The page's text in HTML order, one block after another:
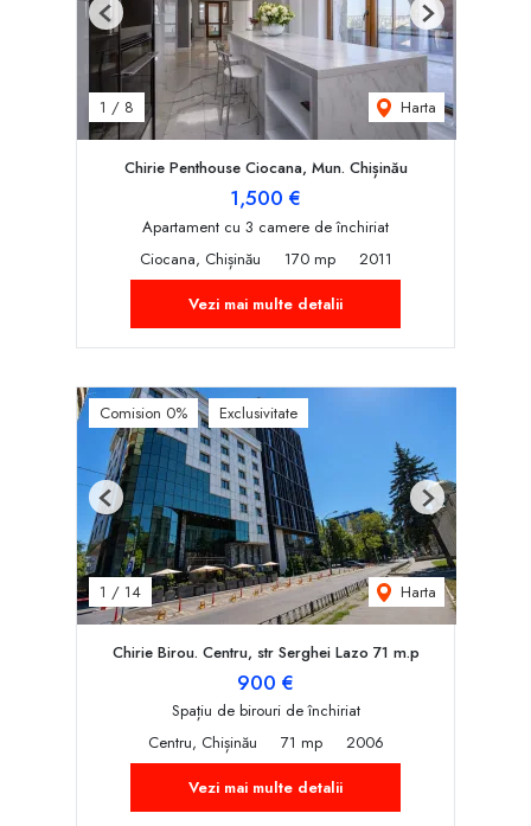
1 / 8 Harta
Previous Next
Chirie Penthouse Ciocana, Mun. Chișinău
1,500 €
Apartament cu 3 camere de închiriat
Ciocana, Chișinău
170 mp
2011
Vezi mai multe detalii
Comision 0% Exclusivitate
1 / 14 Harta
Previous Next
Chirie Birou. Centru, str Serghei Lazo 71 m.p
900 €
Spațiu de birouri de închiriat
Centru, Chișinău
71 mp
2006
Vezi mai multe detalii